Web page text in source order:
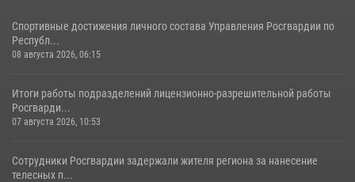
Спортивные достижения личного состава Управления Росгвардии по
Республ...
08 августа 2026, 06:15
Итоги работы подразделений лицензионно-разрешительной работы
Росгварди...
07 августа 2026, 10:53
Сотрудники Росгвардии задержали жителя региона за нанесение
телесных п...